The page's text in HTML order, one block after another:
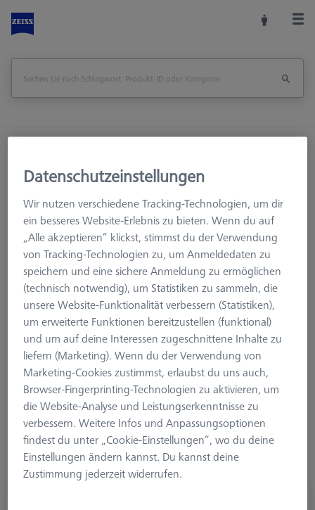
KMG Verbindungselemente
Mehrfachaufnahme
Mehrfachwinkelstück abgewinkelt, 6x60°, M5
Mehrfachwinkelstück abgewinkelt, 6x60°,
M5
1. Winkel (W1)
Datenschutzeinstellungen
Wir nutzen verschiedene Tracking-Technologien, um dir
ein besseres Website-Erlebnis zu bieten. Wenn du auf
„Alle akzeptieren“ klickst, stimmst du der Verwendung
von Tracking-Technologien zu, um Anmeldedaten zu
speichern und eine sichere Anmeldung zu ermöglichen
(technisch notwendig), um Statistiken zu sammeln, die
unsere Website-Funktionalität verbessern (Statistiken),
um erweiterte Funktionen bereitzustellen (funktional)
und um auf deine Interessen zugeschnittene Inhalte zu
liefern (Marketing). Wenn du der Verwendung von
Marketing-Cookies zustimmst, erlaubst du uns auch,
Browser-Fingerprinting-Technologien zu aktivieren, um
die Website-Analyse und Leistungserkenntnisse zu
verbessern. Weitere Infos und Anpassungsoptionen
findest du unter „Cookie-Einstellungen“, wo du deine
Einstellungen ändern kannst. Du kannst deine
Zustimmung jederzeit widerrufen.